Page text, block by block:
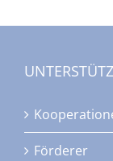
Förderer